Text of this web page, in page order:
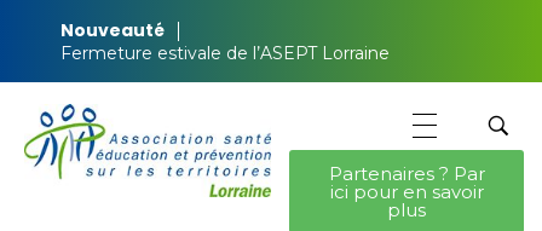
Nouveauté
Fermeture estivale de l’ASEPT Lorraine
Partenaires ? Par
ici pour en savoir
plus